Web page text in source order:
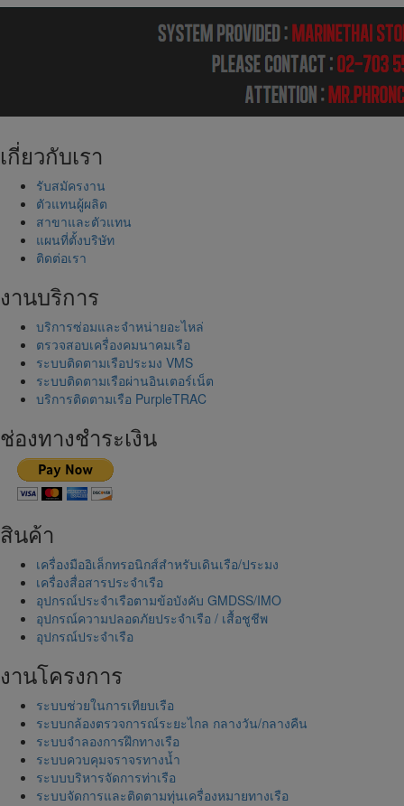
เกี่ยวกับเรา
รับสมัครงาน
ตัวแทนผู้ผลิต
สาขาและตัวแทน
แผนที่ตั้งบริษัท
ติดต่อเรา
งานบริการ
บริการซ่อมและจำหน่ายอะไหล่
ตรวจสอบเครื่องคมนาคมเรือ
ระบบติดตามเรือประมง VMS
ระบบติดตามเรือผ่านอินเตอร์เน็ต
บริการติดตามเรือ PurpleTRAC
ช่องทางชำระเงิน
สินค้า
เครื่องมืออิเล็กทรอนิกส์สำหรับเดินเรือ/ประมง
เครื่องสื่อสารประจำเรือ
อุปกรณ์ประจำเรือตามข้อบังคับ GMDSS/IMO
อุปกรณ์ความปลอดภัยประจำเรือ / เสื้อชูชีพ
อุปกรณ์ประจำเรือ
งานโครงการ
ระบบช่วยในการเทียบเรือ
ระบบกล้องตรวจการณ์ระยะไกล กลางวัน/กลางคืน
ระบบจำลองการฝึกทางเรือ
ระบบควบคุมจราจรทางน้ำ
ระบบบริหารจัดการท่าเรือ
ระบบจัดการและติดตามทุ่นเครื่องหมายทางเรือ